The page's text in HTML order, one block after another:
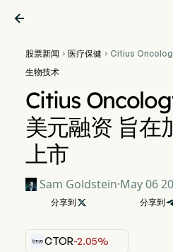

股票新闻  医疗保健  Citius
生物技术
Citius
美元融资 旨在
上市
Sam Goldstein·May 06
分享到  分享到
CTOR-2.05%